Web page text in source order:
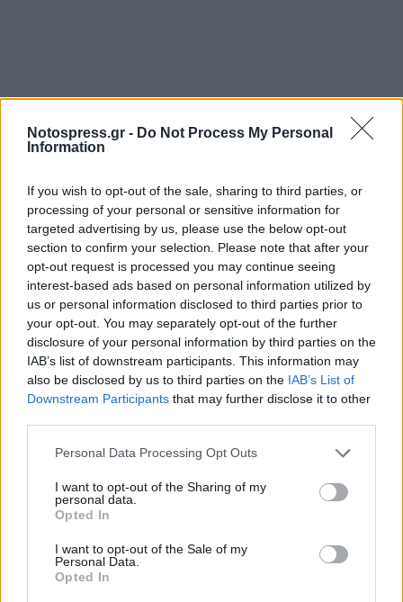
Notospress.gr - Do Not Process My Personal
Information
If you wish to opt-out of the sale, sharing to third parties, or
processing of your personal or sensitive information for
targeted advertising by us, please use the below opt-out
section to confirm your selection. Please note that after your
opt-out request is processed you may continue seeing
interest-based ads based on personal information utilized by
us or personal information disclosed to third parties prior to
your opt-out. You may separately opt-out of the further
disclosure of your personal information by third parties on the
IAB’s list of downstream participants. This information may
also be disclosed by us to third parties on the IAB’s List of
Downstream Participants that may further disclose it to other
Personal Data Processing Opt Outs
I want to opt-out of the Sharing of my
personal data.
Opted In
I want to opt-out of the Sale of my
Personal Data.
Opted In
Σχετικά Άρθρα
Σπάρτη: Οι Hermaphrodite's Child στο Retro
Music Bar